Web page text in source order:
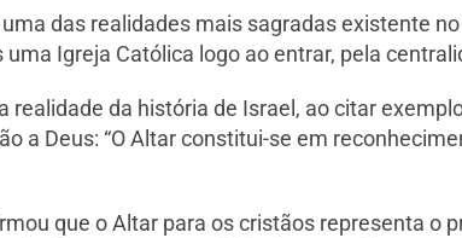
das realidades mais sagradas existente
Igreja Católica logo ao entrar, pela
da história de Israel, ao citar
a Deus: “O Altar constitui-se em
que o Altar para os cristãos representa o